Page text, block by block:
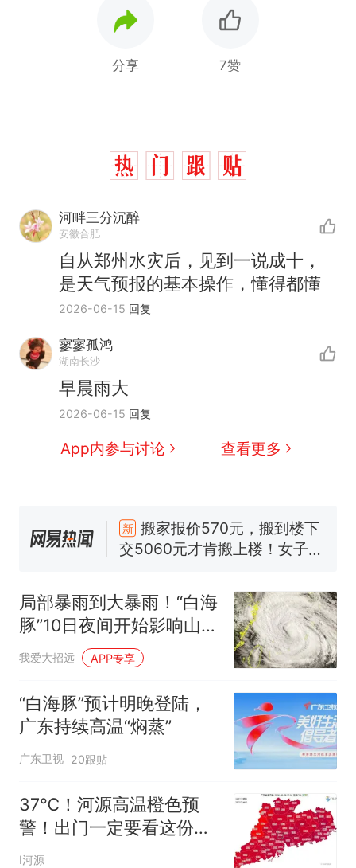
分享 7赞
河畔三分沉醉
安徽合肥
自从郑州水灾后，见到一说成十，
是天气预报的基本操作，懂得都懂
2026-06-15 回复
寥寥孤鸿
湖南长沙
早晨雨大
2026-06-15 回复
App内参与讨论 查看更多
热 那个在床头放菜刀的女孩，
眼了……
十多万人报名的考试，成绩全
部作废，公平么？
电力部门回应
佛山一中学招聘物理教师，笔
试前13名均遭淘汰？教育局：
已叫停招聘，成立调查组全面
“不建议大家买深色蛋糕”上热
热 那个在床头放菜刀的女孩，
因老师一句“跟我回家”改写了
人生
局部暴雨到大暴雨！“白海
豚”10日夜间开始影响山
东！招远4天有雨
我爱大招远 APP专享
“白海豚”预计明晚登陆，
广东持续高温“焖蒸”
广东卫视 20跟贴
37℃！河源高温橙色预
警！出门一定要看这份指
南→
I河源